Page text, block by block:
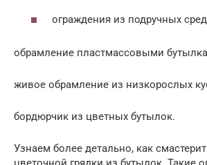
ограждения из подручных
обрамление пластмассовыми
живое обрамление из низкорослых
бордюрчик из цветных бутылок.
Узнаем более детально, как